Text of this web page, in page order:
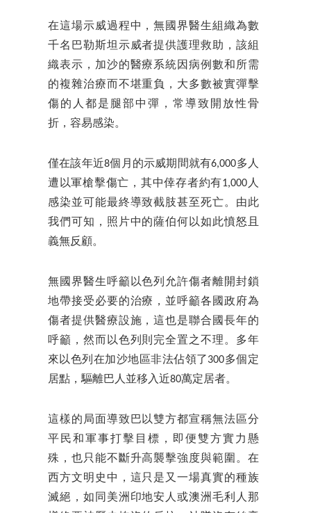
在這場示威過程中，無國界醫生組織為數
千名巴勒斯坦示威者提供護理救助，該組
織表示，加沙的醫療系統因病例數和所需
的複雜治療而不堪重負，大多數被實彈擊
傷的人都是腿部中彈，常導致開放性骨
折，容易感染。
僅在該年近8個月的示威期間就有6,000多人
遭以軍槍擊傷亡，其中倖存者約有1,000人
感染並可能最終導致截肢甚至死亡。由此
我們可知，照片中的薩伯何以如此憤怒且
義無反顧。
無國界醫生呼籲以色列允許傷者離開封鎖
地帶接受必要的治療，並呼籲各國政府為
傷者提供醫療設施，這也是聯合國長年的
呼籲，然而以色列則完全置之不理。多年
來以色列在加沙地區非法佔領了300多個定
居點，驅離巴人並移入近80萬定居者。
這樣的局面導致巴以雙方都宣稱無法區分
平民和軍事打擊目標，即便雙方實力懸
殊，也只能不斷升高襲擊強度與範圍。在
西方文明史中，這只是又一場真實的種族
滅絕，如同美洲印地安人或澳洲毛利人那